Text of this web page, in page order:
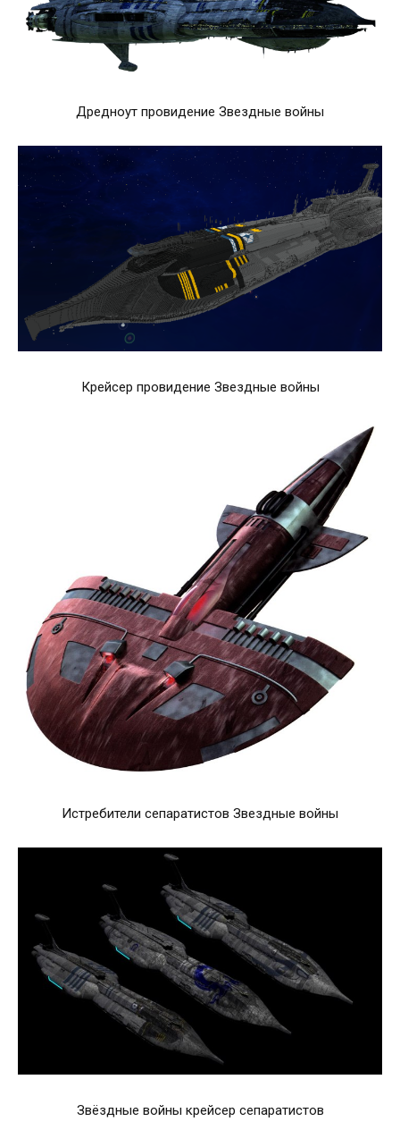
Дредноут провидение Звездные войны
Крейсер провидение Звездные войны
Истребители сепаратистов Звездные войны
Звёздные войны крейсер сепаратистов